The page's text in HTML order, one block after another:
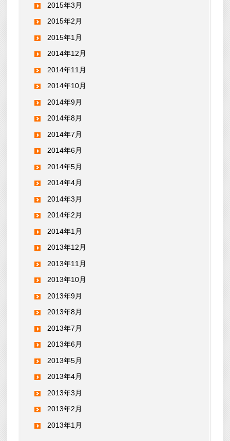
2015年3月
2015年2月
2015年1月
2014年12月
2014年11月
2014年10月
2014年9月
2014年8月
2014年7月
2014年6月
2014年5月
2014年4月
2014年3月
2014年2月
2014年1月
2013年12月
2013年11月
2013年10月
2013年9月
2013年8月
2013年7月
2013年6月
2013年5月
2013年4月
2013年3月
2013年2月
2013年1月